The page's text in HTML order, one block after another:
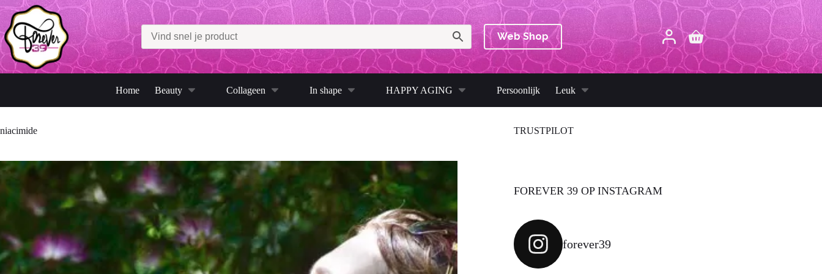
Ga
naar
de
inhoud
Web Shop Winkelwagen
Home Beauty Collageen In shape HAPPY AGING Persoonlijk Leuk
niacimide TRUSTPILOT
FOREVER 39 OP INSTAGRAM
forever39